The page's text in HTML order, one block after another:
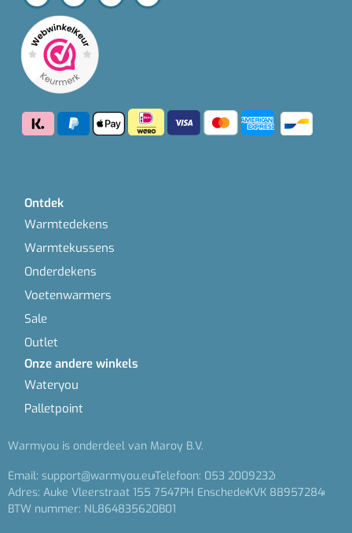
Ontdek
Warmtedekens
Warmtekussens
Onderdekens
Voetenwarmers
Sale
Outlet
Onze andere winkels
Wateryou
Palletpoint
Warmyou is onderdeel van Maroy B.V.
Email: support@warmyou.euTelefoon: 053 2009232
Adres: Auke Vleerstraat 155 7547PH EnschedeKVK 88957284
BTW nummer: NL864835620B01